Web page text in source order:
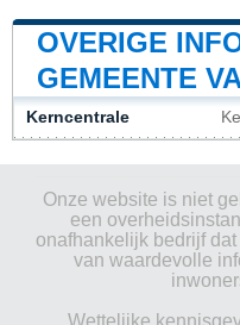
OVERIGE
GEMEENTE
Kerncentrale
Onze website is niet
een
onafhankelijk bedrijf
van waardevolle
Wettelijke